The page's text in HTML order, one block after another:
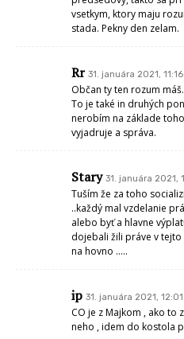
vsetkym, ktory maju
stada. Pekny den zelam.
Rr 31. januára 2021, 11:16
Občan ty ten rozum
To je také in druhých
nerobím na základe
vyjadruje a správa.
Stary 31. januára 2021,
Tuším že za toho
..každý mal vzdelanie
alebo byť a hlavne
dojebali žili práve v
na hovno …..
ip 31. januára 2021, 12:01
CO je z Majkom , ako to
neho , idem do kostola